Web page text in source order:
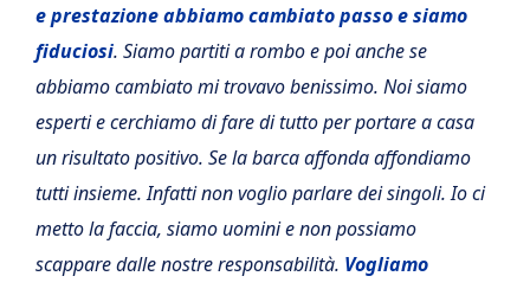
e prestazione abbiamo cambiato passo e siamo
fiduciosi. Siamo partiti a rombo e poi anche se
abbiamo cambiato mi trovavo benissimo. Noi siamo
esperti e cerchiamo di fare di tutto per portare a casa
un risultato positivo. Se la barca affonda affondiamo
tutti insieme. Infatti non voglio parlare dei singoli. Io ci
metto la faccia, siamo uomini e non possiamo
scappare dalle nostre responsabilità. Vogliamo